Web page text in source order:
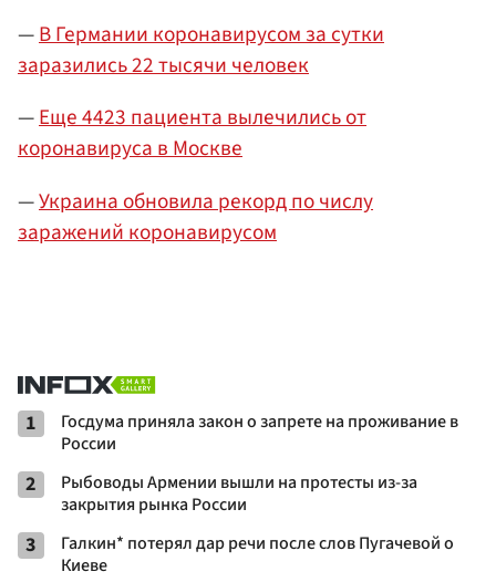
—В Германии коронавирусом за сутки
заразились 22 тысячи человек
—Еще 4423 пациента вылечились от
коронавируса в Москве
—Украина обновила рекорд по числу
заражений коронавирусом
1
Госдума приняла закон о запрете на проживание в
России
2
Рыбоводы Армении вышли на протесты из-за
закрытия рынка России
3
Галкин* потерял дар речи после слов Пугачевой о
Киеве